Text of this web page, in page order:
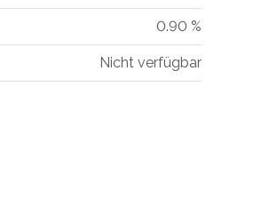
0.90 %
Nicht verfügbar